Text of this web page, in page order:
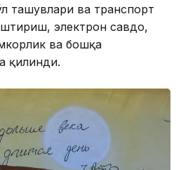
ташувлари ва транспорт
электрон савдо,
ва бошқа
қилинди.